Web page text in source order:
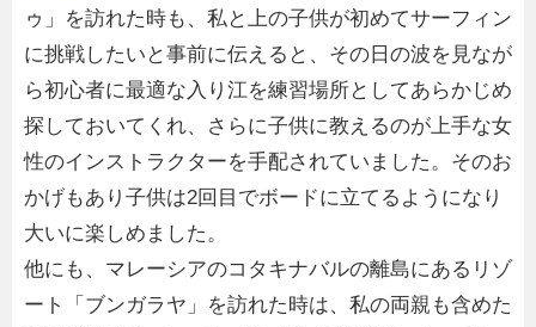
ゥ」を訪れた時も、私と上の子供が初めてサーフィン
に挑戦したいと事前に伝えると、その日の波を見なが
ら初心者に最適な入り江を練習場所としてあらかじめ
探しておいてくれ、さらに子供に教えるのが上手な女
性のインストラクターを手配されていました。そのお
かげもあり子供は2回目でボードに立てるようになり
大いに楽しめました。
他にも、マレーシアのコタキナバルの離島にあるリゾ
ート「ブンガラヤ」を訪れた時は、私の両親も含めた